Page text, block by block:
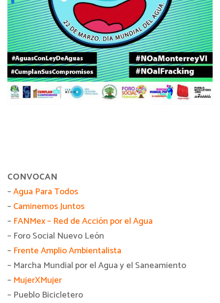
CONVOCAN
–Agua Para Todos
–Caminemos Juntos
– FANMex – Red de Acción por el Agua
– Foro Social Nuevo León
– Frente Amplio Ambientalista
– Marcha Mundial por el Agua y el Saneamiento
– MujerXMujer
– Pueblo Bicicletero